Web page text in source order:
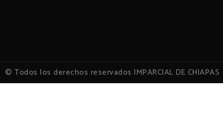
© Todos los derechos reservados IMPARCIAL DE CHIAPAS